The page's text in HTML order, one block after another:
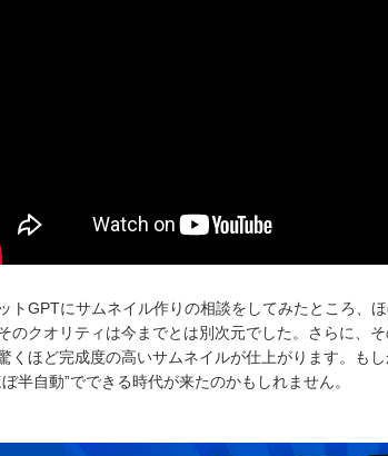
トGPTにサムネイル作りの相談をしてみたところ、
のクオリティは今までとは別次元でした。さらに、
くほど完成度の高いサムネイルが仕上がります。も
ぼ半自動”でできる時代が来たのかもしれません。